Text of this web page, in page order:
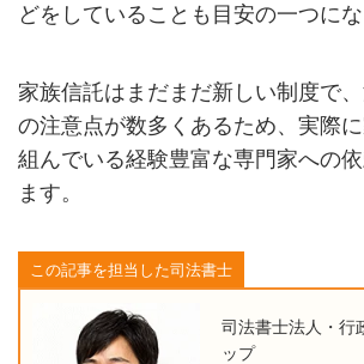
どをしていることも目安の一つにな
家族信託はまだまだ新しい制度で
の注意点が数多くあるため、実際
組んでいる経験豊富な専門家への
ます。
この記事を担当した司法書士
司法書士法人・
ップ